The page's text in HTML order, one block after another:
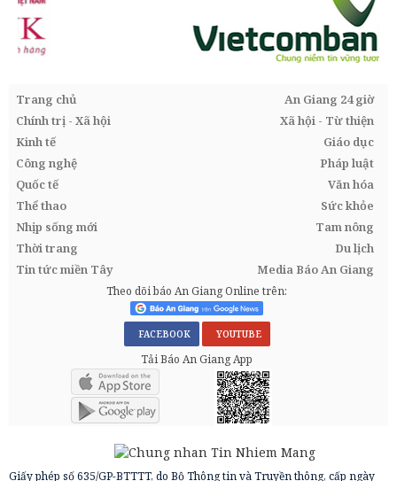
Trang chủ
An Giang 24 giờ
Chính trị - Xã hội
Xã hội - Từ thiện
Kinh tế
Giáo dục
Công nghệ
Pháp luật
Quốc tế
Văn hóa
Thể thao
Sức khỏe
Nhịp sống mới
Tam nông
Thời trang
Du lịch
Tin tức miền Tây
Media Báo An Giang
Theo dõi báo An Giang Online trên:
FACEBOOK YOUTUBE
Tải Báo An Giang App
Giấy phép số 635/GP-BTTTT, do Bộ Thông tin và Truyền thông, cấp ngày